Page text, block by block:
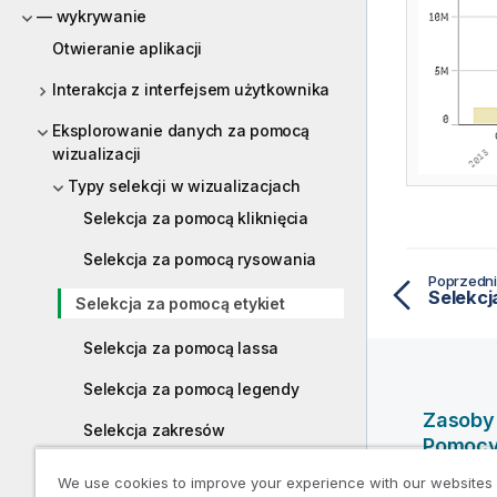
— wykrywanie
Otwieranie aplikacji
Interakcja z interfejsem użytkownika
Eksplorowanie danych za pomocą
wizualizacji
Typy selekcji w wizualizacjach
Selekcja za pomocą kliknięcia
Selekcja za pomocą rysowania
Selekcja za pomocą etykiet
Selekcja za pomocą lassa
Selekcja za pomocą legendy
Selekcja zakresów
Model selekcji asocjacyjnych
Zasoby
Filmy
We use cookies to improve your experience with our websites